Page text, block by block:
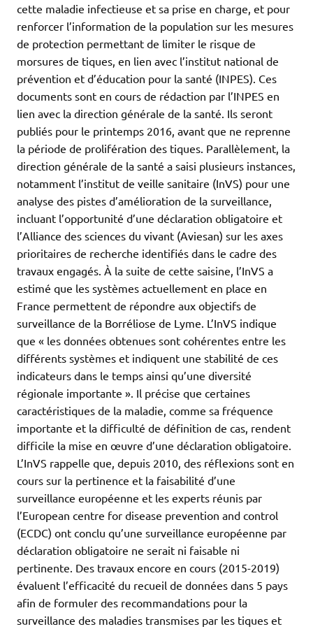
cette maladie infectieuse et sa prise en charge, et pour
renforcer l’information de la population sur les mesures
de protection permettant de limiter le risque de
morsures de tiques, en lien avec l’institut national de
prévention et d’éducation pour la santé (INPES). Ces
documents sont en cours de rédaction par l’INPES en
lien avec la direction générale de la santé. Ils seront
publiés pour le printemps 2016, avant que ne reprenne
la période de prolifération des tiques. Parallèlement, la
direction générale de la santé a saisi plusieurs instances,
notamment l’institut de veille sanitaire (InVS) pour une
analyse des pistes d’amélioration de la surveillance,
incluant l’opportunité d’une déclaration obligatoire et
l’Alliance des sciences du vivant (Aviesan) sur les axes
prioritaires de recherche identifiés dans le cadre des
travaux engagés. À la suite de cette saisine, l’InVS a
estimé que les systèmes actuellement en place en
France permettent de répondre aux objectifs de
surveillance de la Borréliose de Lyme. L’InVS indique
que « les données obtenues sont cohérentes entre les
différents systèmes et indiquent une stabilité de ces
indicateurs dans le temps ainsi qu’une diversité
régionale importante ». Il précise que certaines
caractéristiques de la maladie, comme sa fréquence
importante et la difficulté de définition de cas, rendent
difficile la mise en œuvre d’une déclaration obligatoire.
L’InVS rappelle que, depuis 2010, des réflexions sont en
cours sur la pertinence et la faisabilité d’une
surveillance européenne et les experts réunis par
l’European centre for disease prevention and control
(ECDC) ont conclu qu’une surveillance européenne par
déclaration obligatoire ne serait ni faisable ni
pertinente. Des travaux encore en cours (2015-2019)
évaluent l’efficacité du recueil de données dans 5 pays
afin de formuler des recommandations pour la
surveillance des maladies transmises par les tiques et